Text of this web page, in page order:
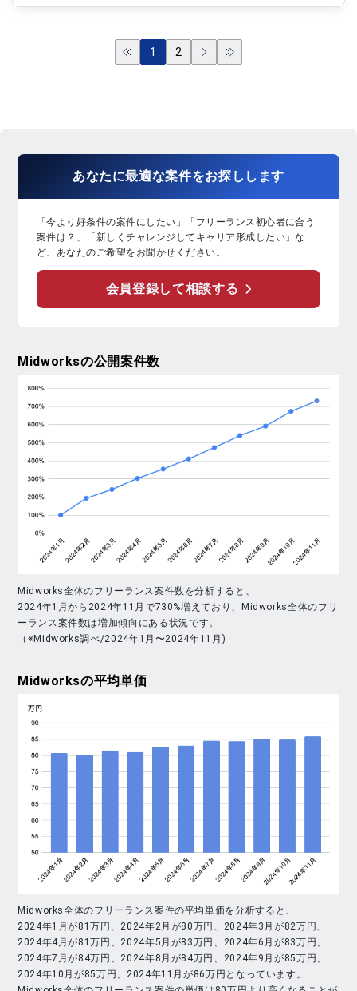
アプリ設計・開発・テスト ・React＋Spring Boot
1 2
あなたに最適な案件をお探し します
「今より好条件の案件にしたい」「フリーランス初心者に合う
案件は？」「新しくチャレンジしてキャリア形成したい」な
ど、あなたのご希望をお聞かせください。
会員登録して相談する
Midworksの公開案件数
Midworks全体のフリーランス案件数を分析すると、
2024年1月から2024年11月で730%増えており、Midworks全体のフリ
ーランス案件数は増加傾向にある状況です。
（※Midworks調べ/2024年1月〜2024年11月)
Midworksの平均単価
Midworks全体のフリーランス案件の平均単価を分析すると、
2024年1月が81万円、2024年2月が80万円、2024年3月が82万円、
2024年4月が81万円、2024年5月が83万円、2024年6月が83万円、
2024年7月が84万円、2024年8月が84万円、2024年9月が85万円、
2024年10月が85万円、2024年11月が86万円となっています。